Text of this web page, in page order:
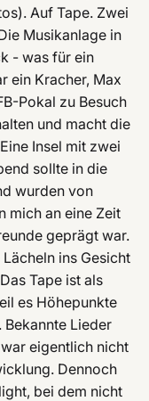
Auf Tape. Zwei
Musikanlage in
- was für ein
ein Kracher, Max
Pokal zu Besuch
und macht die
Insel mit zwei
sollte in die
wurden von
mich an eine Zeit
geprägt war.
ins Gesicht
Tape ist als
es Höhepunkte
Lieder
eigentlich nicht
Dennoch
bei dem nicht